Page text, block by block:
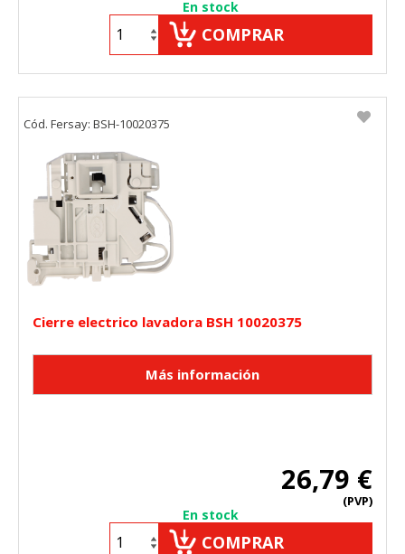
En stock
COMPRAR
Cierre electrico lavadora BSH 10020375
26,79 €
(PVP)
En stock
COMPRAR
Cód. Fersay: BSH-10020375